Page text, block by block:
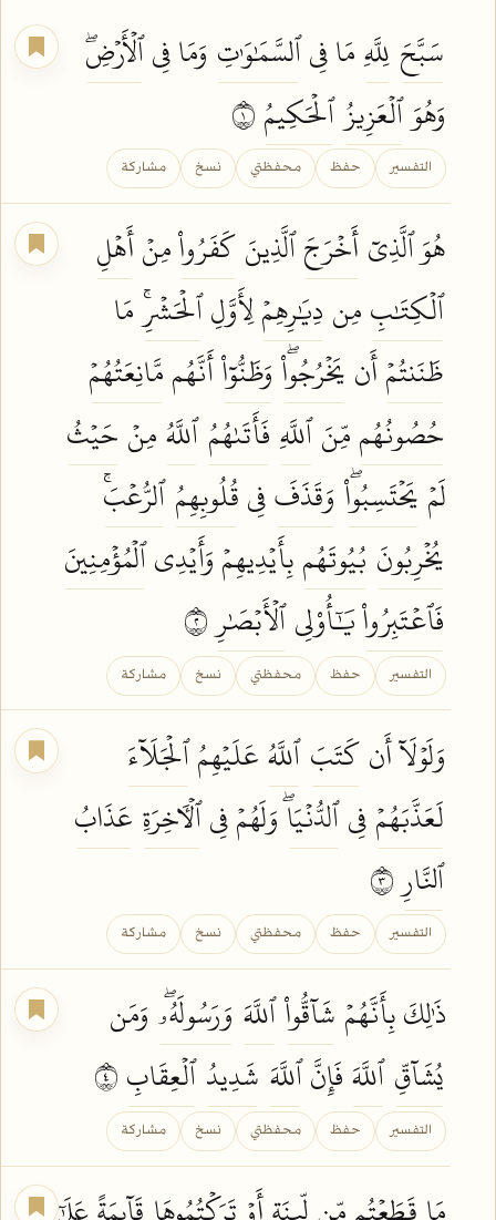
سَبَّحَ لِلَّهِمَا فِيٱلسَّمَٰوَٰتِ وَمَا فِيٱلۡأَرۡضِۖ
وَهُوَٱلۡعَزِيزُٱلۡحَكِيمُ
التفسير حفظ محفظتي نسخ مشاركة
هُوَ ٱلَّذِيٓأَخۡرَجَٱلَّذِينَكَفَرُواْمِنۡأَهۡلِ
ٱلۡكِتَٰبِمِن دِيَٰرِهِمۡلِأَوَّلِٱلۡحَشۡرِۚمَا
ظَنَنتُمۡأَن يَخۡرُجُواْۖ وَظَنُّوٓاْأَنَّهُممَّانِعَتُهُمۡ
حُصُونُهُممِّنَٱللَّهِ فَأَتَىٰهُمُ ٱللَّهُمِنۡحَيۡثُ
لَمۡ يَحۡتَسِبُواْۖ وَقَذَفَفِيقُلُوبِهِمُ ٱلرُّعۡبَۚ
يُخۡرِبُونَ بُيُوتَهُمبِأَيۡدِيهِمۡ وَأَيۡدِيٱلۡمُؤۡمِنِينَ
فَٱعۡتَبِرُواْيَٰٓأُوْلِيٱلۡأَبۡصَٰرِ٢
التفسير حفظ محفظتي نسخ مشاركة
وَلَوۡلَآ أَنكَتَبَٱللَّهُعَلَيۡهِمُٱلۡجَلَآءَ
لَعَذَّبَهُمۡفِيٱلدُّنۡيَاۖوَلَهُمۡ فِيٱلۡأٓخِرَةِعَذَابُ
ٱلنَّارِ
التفسير حفظ محفظتي نسخ مشاركة
ذَٰلِكَ بِأَنَّهُمۡ شَآقُّواْٱللَّهَ وَرَسُولَهُۥۖ وَمَن
يُشَآقِّٱللَّهَفَإِنَّٱللَّهَ شَدِيدُٱلۡعِقَابِ
التفسير حفظ محفظتي نسخ مشاركة